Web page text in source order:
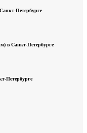
в Санкт-Петербурге
Петербурге